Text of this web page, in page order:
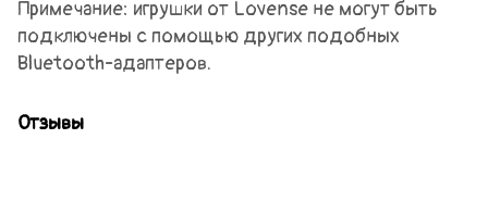
Примечание: игрушки от Lovense не могут быть
подключены с помощью других подобных
Bluetooth-адаптеров.
Отзывы